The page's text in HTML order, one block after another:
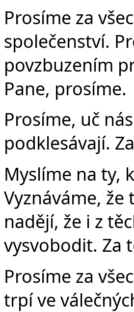
Prosíme za
společenství.
povzbuzením
Pane, prosíme.
Prosíme, uč
podklesávají.
Myslíme na ty,
Vyznáváme, že
nadějí, že i z
vysvobodit. Za
Prosíme za
trpí ve